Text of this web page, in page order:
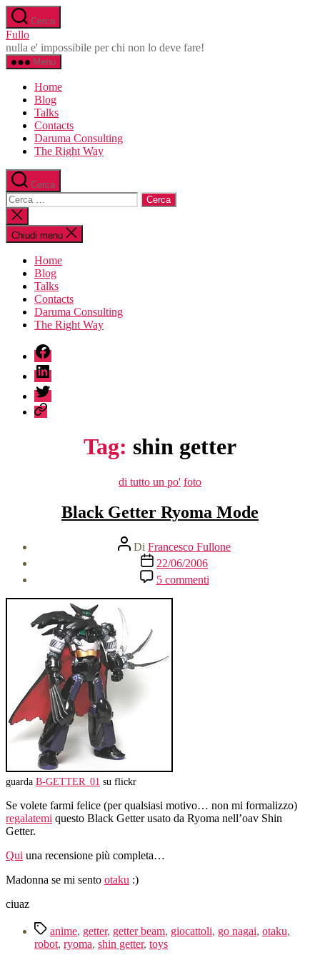
Salta
al
contenuto
Cerca
Fullo
nulla e' impossibile per chi non lo deve fare!
Menu
Home
Blog
Talks
Contacts
Daruma Consulting
The Right Way
Cerca
Cerca:
Chiudi
la
ricerca
Chiudi menu
Home
Blog
Talks
Contacts
Daruma Consulting
The Right Way
fb
linkedin
twitter
sessionize
Tag: shin getter
Categorie
di tutto un po' foto
Black Getter Ryoma Mode
Autore
articolo
Di Francesco Fullone
Data
dell'articolo
22/06/2006
5 commentisu
Black
guarda B-GETTER_01 su flickr
Se volete farmi felice (per qualsiasi motivo… non mi formalizzo)
regalatemi questo Black Getter usato da Ryoma nell’oav Shin
Getter.
Qui una recensione più completa…
Madonna se mi sento otaku :)
ciuaz
Tag anime, getter, getter beam, giocattoli, go nagai, otaku,
robot, ryoma, shin getter, toys